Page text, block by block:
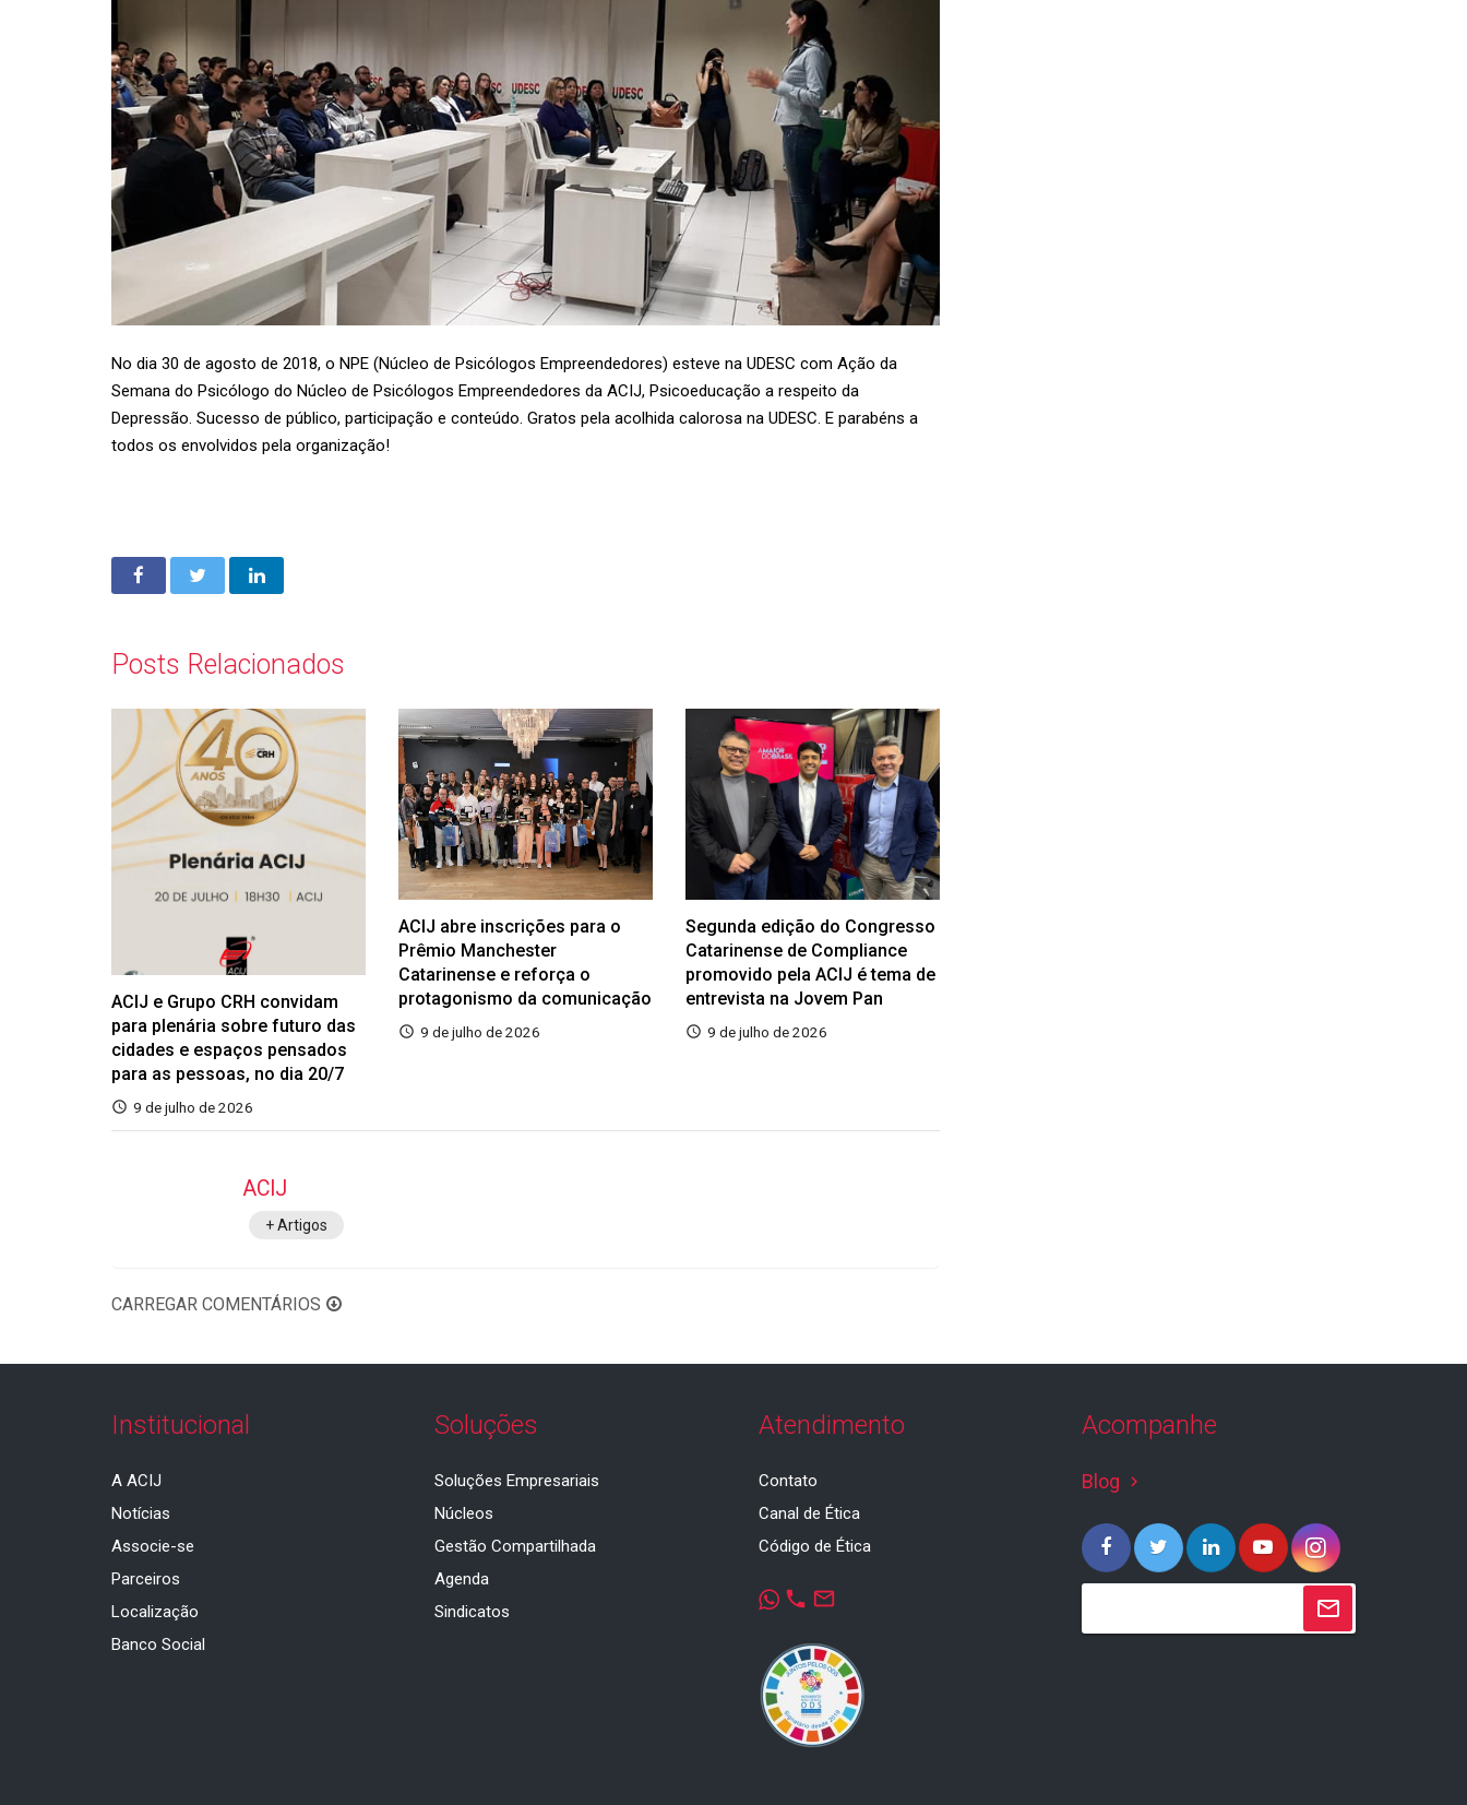
No dia 30 de agosto de 2018, o NPE (Núcleo de Psicólogos Empreendedores) esteve na UDESC com Ação da
Semana do Psicólogo do Núcleo de Psicólogos Empreendedores da ACIJ, Psicoeducação a respeito da
Depressão. Sucesso de público, participação e conteúdo. Gratos pela acolhida calorosa na UDESC. E parabéns a
todos os envolvidos pela organização!
Posts Relacionados
ACIJ e Grupo CRH convidam
para plenária sobre futuro das
cidades e espaços pensados
para as pessoas, no dia 20/7
9 de julho de 2026
ACIJ abre inscrições para o
Prêmio Manchester
Catarinense e reforça o
protagonismo da comunicação
9 de julho de 2026
Segunda edição do Congresso
Catarinense de Compliance
promovido pela ACIJ é tema de
entrevista na Jovem Pan
9 de julho de 2026
ACIJ
+ Artigos
CARREGAR COMENTÁRIOS
Institucional
A ACIJ
Notícias
Associe-se
Parceiros
Localização
Banco Social
Soluções
Soluções Empresariais
Núcleos
Gestão Compartilhada
Agenda
Sindicatos
Atendimento
Contato
Canal de Ética
Código de Ética
phone mail_outline
Acompanhe
Blog keyboard_arrow_right